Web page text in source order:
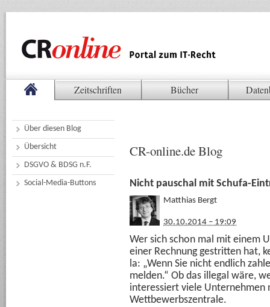
Zeitschriften Bücher
Über diesen Blog
Übersicht
DSGVO & BDSG n.F.
Social-Media-Buttons
CR-online.de Blog
Nicht pauschal mit Schufa-
Matthias Bergt
30.10.2014 – 19:09
Wer sich schon mal mit einem
einer Rechnung gestritten hat,
la: „Wenn Sie nicht endlich
melden.“ Ob das illegal wäre,
interessiert viele Unternehmen
Wettbewerbszentrale.